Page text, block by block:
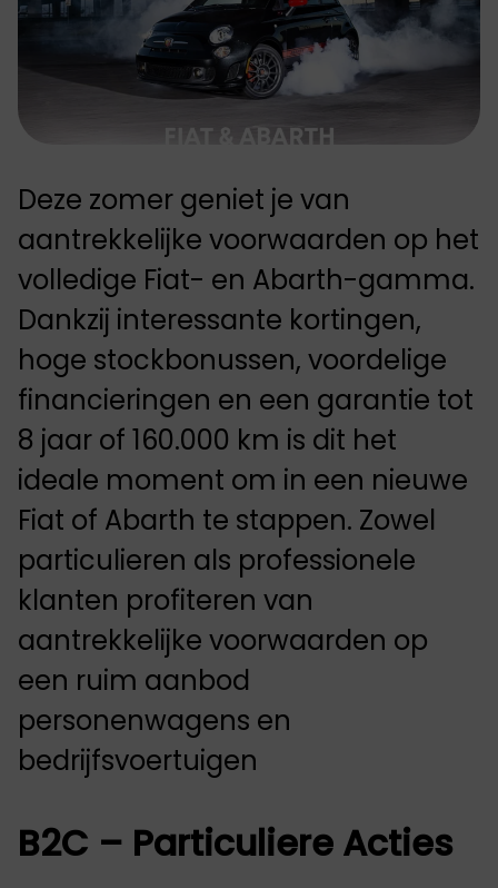
Deze zomer geniet je van
aantrekkelijke voorwaarden op het
volledige Fiat- en Abarth-gamma.
Dankzij interessante kortingen,
hoge stockbonussen, voordelige
financieringen en een garantie tot
8 jaar of 160.000 km is dit het
ideale moment om in een nieuwe
Fiat of Abarth te stappen. Zowel
particulieren als professionele
klanten profiteren van
aantrekkelijke voorwaarden op
een ruim aanbod
personenwagens en
bedrijfsvoertuigen
B2C – Particuliere Acties